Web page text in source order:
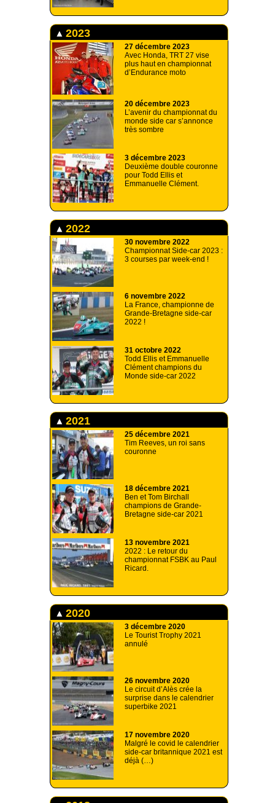
2023
27 décembre 2023
Avec Honda, TRT 27 vise
plus haut en championnat
d’Endurance moto
20 décembre 2023
L’avenir du championnat du
monde side car s’annonce
très sombre
3 décembre 2023
Deuxième double couronne
pour Todd Ellis et
Emmanuelle Clément.
2022
30 novembre 2022
Championnat Side-car 2023 :
3 courses par week-end !
6 novembre 2022
La France, championne de
Grande-Bretagne side-car
2022 !
31 octobre 2022
Todd Ellis et Emmanuelle
Clément champions du
Monde side-car 2022
2021
25 décembre 2021
Tim Reeves, un roi sans
couronne
18 décembre 2021
Ben et Tom Birchall
champions de Grande-
Bretagne side-car 2021
13 novembre 2021
2022 : Le retour du
championnat FSBK au Paul
Ricard.
2020
3 décembre 2020
Le Tourist Trophy 2021
annulé
26 novembre 2020
Le circuit d’Alès crée la
surprise dans le calendrier
superbike 2021
17 novembre 2020
Malgré le covid le calendrier
side-car britannique 2021 est
déjà (…)